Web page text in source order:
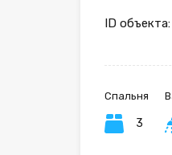
ID объекта:
Спальня
3